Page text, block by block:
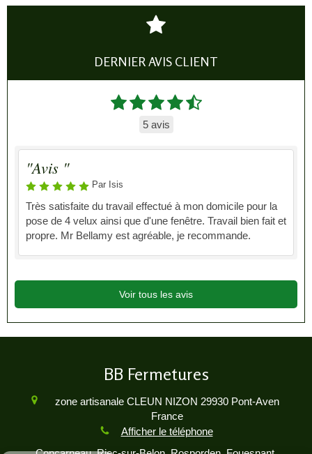
DERNIER AVIS CLIENT
5 avis
"Avis "
Par Isis
Très satisfaite du travail effectué à mon domicile pour la
pose de 4 velux ainsi que d'une fenêtre. Travail bien fait et
propre. Mr Bellamy est agréable, je recommande.
Voir tous les avis
BB Fermetures
zone artisanale CLEUN NIZON 29930 Pont-Aven
France
Afficher le téléphone